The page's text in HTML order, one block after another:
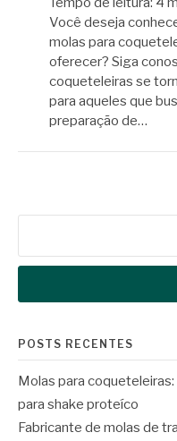
Você deseja
molas para
oferecer? Siga
coqueteleiras se
para aqueles que
preparação de…
POSTS RECENTES
Molas para
para shake proteíco
Fabricante de molas de